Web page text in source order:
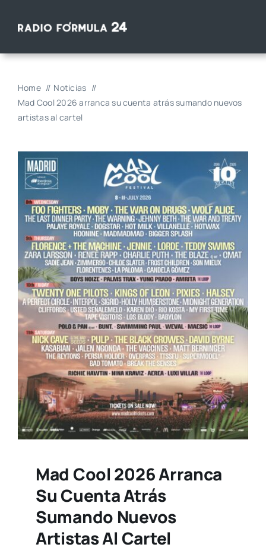
Home
Noticias
Mad Cool 2026 arranca su cuenta atrás sumando nuevos
artistas al cartel
Mad Cool 2026 Arranca
Su Cuenta Atrás
Sumando Nuevos
Artistas Al Cartel